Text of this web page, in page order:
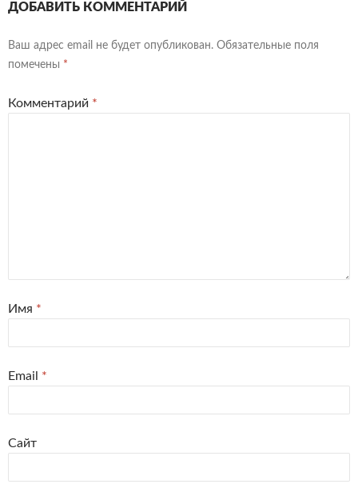
ДОБАВИТЬ КОММЕНТАРИЙ
Ваш адрес email не будет опубликован. Обязательные поля
помечены *
Комментарий *
Имя *
Email *
Сайт